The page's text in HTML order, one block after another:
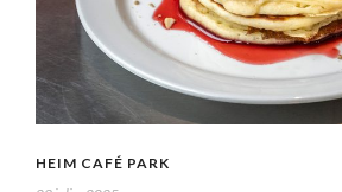
HEIM CAFÉ PARK